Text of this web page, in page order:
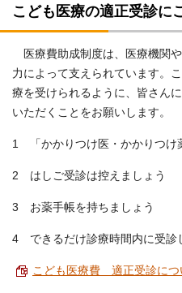
こども医療の適正受診に
医療費助成制度は、医療機関
力によって支えられています。
療を受けられるように、皆さん
いただくことをお願いします。
1 「かかりつけ医・かかりつけ
2 はしご受診は控えましょう
3 お薬手帳を持ちましょう
4 できるだけ診療時間内に受診
こども医療費 適正受診につ